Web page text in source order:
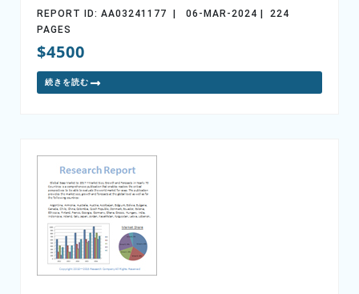
REPORT ID: AA03241177 | 06-MAR-2024 | 224
PAGES
$4500
続きを読む